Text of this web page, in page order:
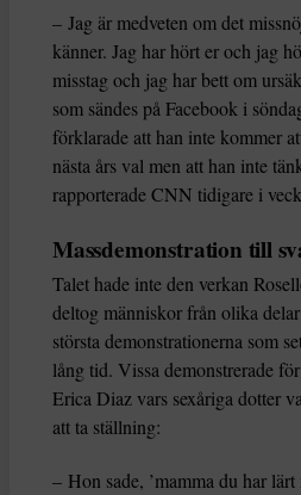
– Jag är medveten om det
känner. Jag har hört er och jag
misstag och jag har bett om
som sändes på Facebook i
förklarade att han inte kommer
nästa års val men att han inte
rapporterade CNN tidigare i
Massdemonstration till
Talet hade inte den verkan
deltog människor från olika
största demonstrationerna som
lång tid. Vissa demonstrerade
Erica Diaz vars sexåriga dotter
att ta ställning:
– Hon sade, ’mamma du har